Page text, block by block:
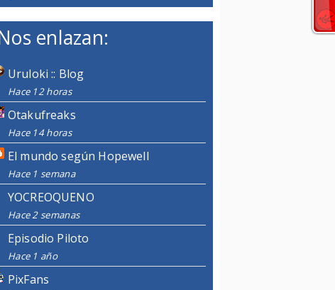
enlazan:
Uruloki :: Blog
Hace 12 horas
Otakufreaks
Hace 14 horas
El mundo según Hopewell
Hace 1 semana
YOCREOQUENO
Hace 2 semanas
Episodio Piloto
Hace 1 año
PixFans